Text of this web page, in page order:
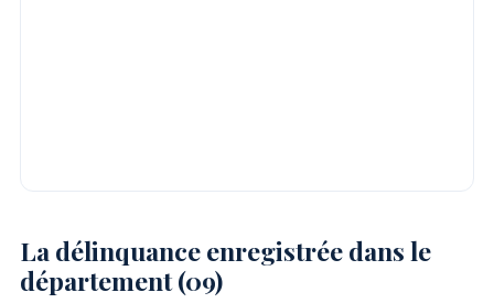
La délinquance enregistrée dans le
département (09)